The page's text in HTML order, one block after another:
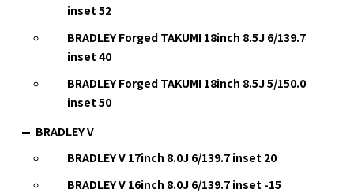
inset 52
BRADLEY Forged TAKUMI 18inch 8.5J 6/139.7
inset 40
BRADLEY Forged TAKUMI 18inch 8.5J 5/150.0
inset 50
BRADLEY V
BRADLEY V 17inch 8.0J 6/139.7 inset 20
BRADLEY V 16inch 8.0J 6/139.7 inset -15